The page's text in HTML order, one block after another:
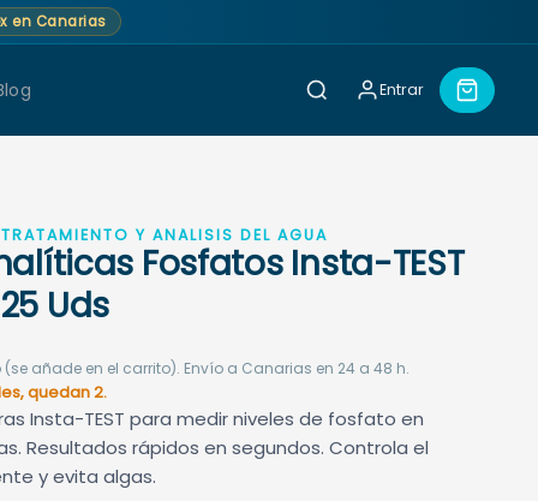
en Canarias
Entrar
Y ANÁLISIS DEL AGUA
Fosfatos Insta-TEST
Uds
añade en el carrito). Envío a Canarias en 24 a 48 h.
quedan 2.
Insta-TEST para medir niveles de fosfato en
Resultados rápidos en segundos. Controla el
y evita algas.